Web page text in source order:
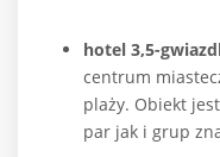
hotel 3,5-
centrum
plaży. Obiekt
par jak i grup